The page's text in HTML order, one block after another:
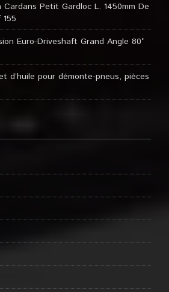
Petit Gardloc L. 1450mm De
Euro-Driveshaft Grand Angle 80°
d’huile pour démonte-pneus, pièces